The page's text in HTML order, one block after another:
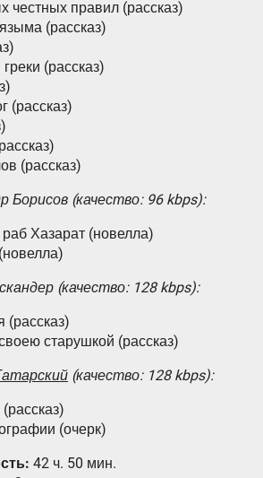
честных правил (рассказ)
(рассказ)
(рассказ)
(рассказ)
(рассказ)
Борисов (качество: 96 kbps):
Хазарат (новелла)
(качество: 128 kbps):
(рассказ)
старушкой (рассказ)
(качество: 128 kbps):
(очерк)
42 ч. 50 мин.